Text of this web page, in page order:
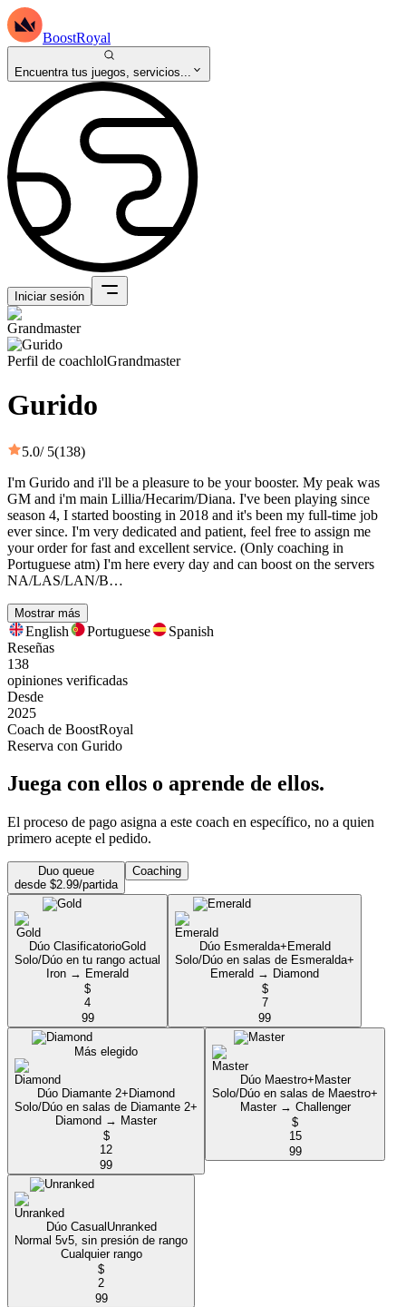
BoostRoyal
Encuentra tus juegos, servicios...
Iniciar sesión
Perfil de coachlolGrandmaster
Gurido
5.0/ 5(138)
I'm Gurido and i'll be a pleasure to be your booster. My peak was
GM and i'm main Lillia/Hecarim/Diana. I've been playing since
season 4, I started boosting in 2018 and it's been my full-time job
ever since. I'm very dedicated and patient, feel free to assign me
your order for fast and excellent service. (Only coaching in
Portuguese atm) I'm here every day and can boost on the servers
NA/LAS/LAN/B…
Mostrar más
English Portuguese
Spanish
Reseñas
138
opiniones verificadas
Desde
2025
Coach de BoostRoyal
Reserva con Gurido
Juega con ellos o aprende de ellos.
El proceso de pago asigna a este coach en específico, no a quien
primero acepte el pedido.
Duo queue
desde $2.99/partida
Coaching
Dúo ClasificatorioGold
Solo/Dúo en tu rango actual
Iron → Emerald
$
4
99
Dúo Esmeralda+ Emerald
Solo/Dúo en salas de Esmeralda+
Emerald → Diamond
$
7
99
Más elegido
Dúo Diamante 2+ Diamond
Solo/Dúo en salas de Diamante 2+
Diamond → Master
$
12
99
Dúo Maestro+ Master
Solo/Dúo en salas de Maestro+
Master → Challenger
$
15
99
Dúo Casual Unranked
Normal 5v5, sin presión de rango
Cualquier rango
$
2
99